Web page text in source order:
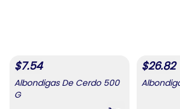
$7.54
Albondigas De Cerdo 500
G
$26.82